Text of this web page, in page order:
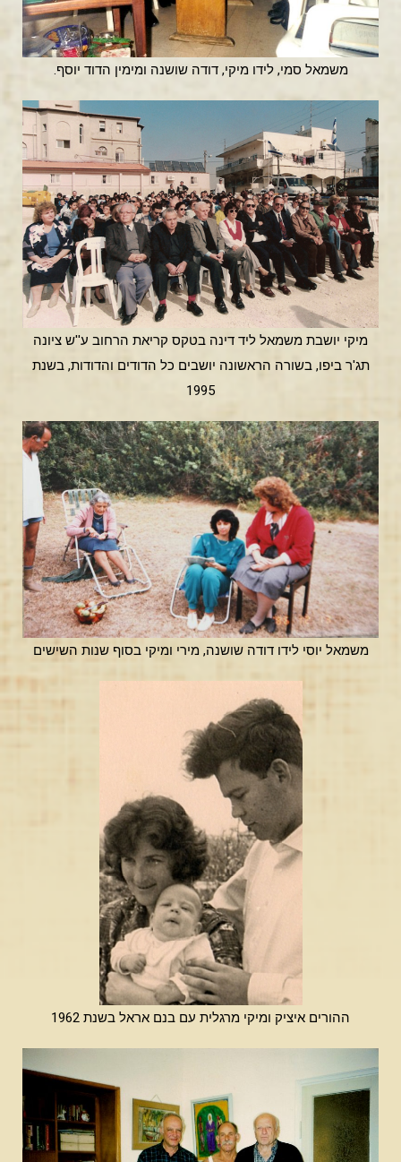
משמאל סמי, לידו מיקי, דודה שושנה ומימין הדוד יוסף.
מיקי יושבת משמאל ליד דינה בטקס קריאת הרחוב ע''ש ציונה
תג'ר ביפו, בשורה הראשונה יושבים כל הדודים והדודות, בשנת
1995
משמאל יוסי לידו דודה שושנה, מירי ומיקי בסוף שנות השישים
ההורים איציק ומיקי מרגלית עם בנם אראל בשנת 1962